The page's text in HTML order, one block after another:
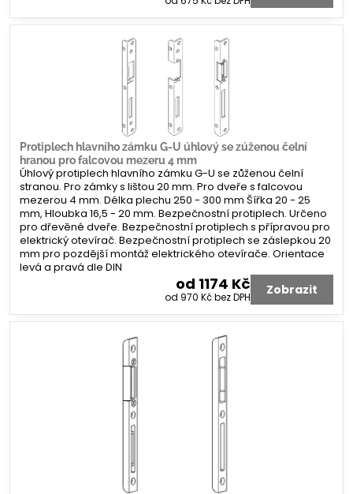
Protiplech hlavního zámku G-U úhlový se zúženou čelní
hranou pro falcovou mezeru 4 mm
Úhlový protiplech hlavního zámku G-U se zůženou čelní
stranou. Pro zámky s lištou 20 mm. Pro dveře s falcovou
mezerou 4 mm. Délka plechu 250 - 300 mm Šířka 20 - 25
mm, Hloubka 16,5 - 20 mm. Bezpečnostní protiplech. Určeno
pro dřevěné dveře. Bezpečnostní protiplech s přípravou pro
elektrický otevírač. Bezpečnostní protiplech se záslepkou 20
mm pro pozdější montáž elektrického otevírače. Orientace
levá a pravá dle DIN
od 1174 Kč
od 970 Kčbez DPH Zobrazit